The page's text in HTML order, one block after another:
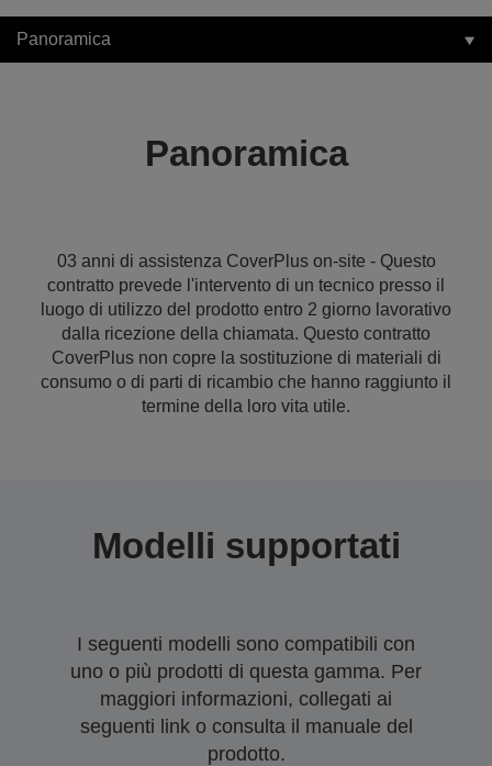
Panoramica
Panoramica
03 anni di assistenza CoverPlus on-site - Questo
contratto prevede l'intervento di un tecnico presso il
luogo di utilizzo del prodotto entro 2 giorno lavorativo
dalla ricezione della chiamata. Questo contratto
CoverPlus non copre la sostituzione di materiali di
consumo o di parti di ricambio che hanno raggiunto il
termine della loro vita utile.
Modelli supportati
I seguenti modelli sono compatibili con
uno o più prodotti di questa gamma. Per
maggiori informazioni, collegati ai
seguenti link o consulta il manuale del
prodotto.